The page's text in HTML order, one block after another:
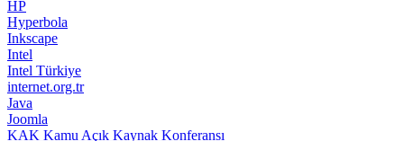
HP
Hyperbola
Inkscape
Intel
Intel Türkiye
internet.org.tr
Java
Joomla
KAK Kamu Açık Kaynak Konferansı